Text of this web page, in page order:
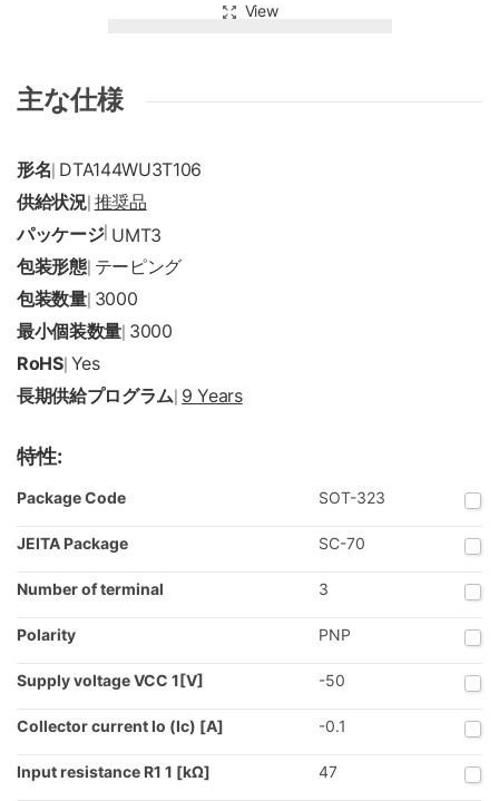
View
主な仕様
形名 DTA144WU3T106
供給状況| 推奨品
パッケージ| UMT3
包装形態| テーピング
包装数量| 3000
最小個装数量 3000
RoHS| Yes
長期供給プログラム 9 Years
特性:
Package Code SOT-323
JEITA Package SC-70
Number of terminal 3
Polarity PNP
Supply voltage VCC 1[V] -50
Collector current Io (Ic) [A] -0.1
Input resistance R1 1 [kΩ] 47